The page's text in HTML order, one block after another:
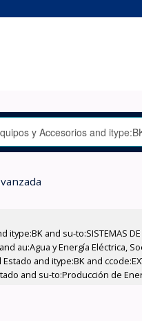
and su-to:SISTEMAS
au:Agua y Energía Eléctrica,
and itype:BK and
and su-to:Producción de